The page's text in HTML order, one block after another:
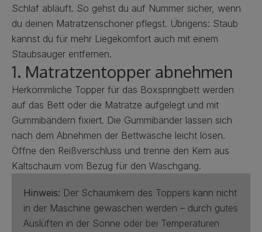
Schlaf abläuft. So gehst du auf Nummer sicher, wenn
du deinen Matratzenschoner pflegst. Übrigens: Staub
kannst du für mehr Liegekomfort auch mit einem
Staubsauger entfernen.
1. Matratzentopper abnehmen
Herkömmliche Topper für das Boxspringbett werden
auf das Bett oder die Matratze aufgelegt und mit
Gummibändern fixiert. Die Gummibänder lassen sich
nach dem Abnehmen der Bettwäsche leicht lösen.
Öffne den Reißverschluss und trenne den Kern aus
Kaltschaum vom Bezug für den Waschgang.
Hinweis: Der Schaumkern des Toppers kann nicht
in der Maschine gewaschen werden – durch gutes
Auslüften in der Sonne oder bei Temperaturen